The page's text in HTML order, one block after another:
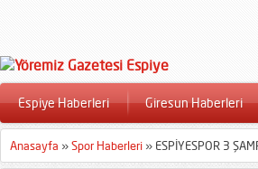
Espiye Haberleri Giresun Haberleri
Anasayfa »Spor Haberleri » ESPİYESPOR 3